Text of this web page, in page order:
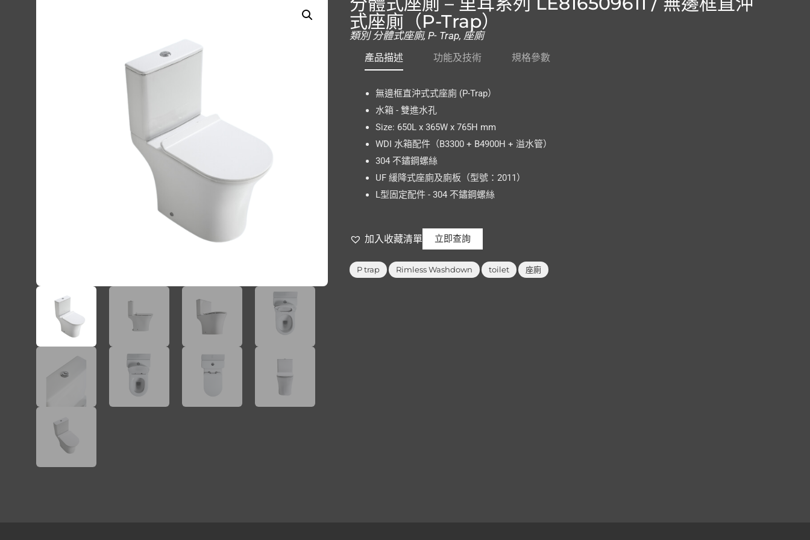
式座廁（P-Trap）
類別 分體式座廁,P- Trap, 座廁
產品描述 功能及技術 規格參數
無邊框直沖式式座廁 (P-Trap）
水箱 - 雙進水孔
Size: 650L x 365W x 765H mm
WDI 水箱配件（B3300 + B4900H + 溢水管）
304 不鏽鋼螺絲
UF 緩降式座廁及廁板（型號：2011）
L型固定配件 - 304 不鏽鋼螺絲
加入收藏清單 立即查詢
P trap , Rimless Washdown , toilet , 座廁